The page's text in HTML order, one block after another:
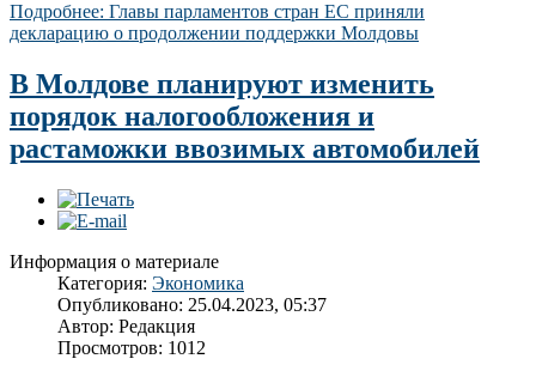
Подробнее: Главы парламентов стран ЕС приняли
декларацию о продолжении поддержки Молдовы
В Молдове планируют изменить
порядок налогообложения и
растаможки ввозимых автомобилей
Информация о материале
Категория: Экономика
Опубликовано: 25.04.2023, 05:37
Автор: Редакция
Просмотров: 1012